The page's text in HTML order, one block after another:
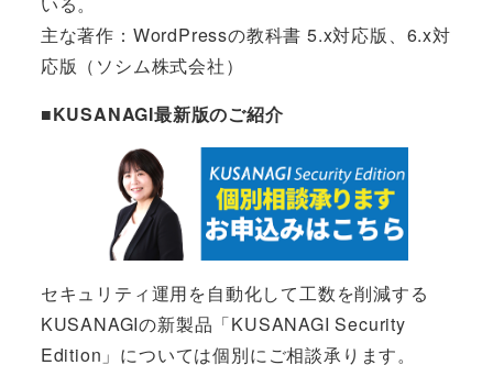
主な著作：WordPressの教科書 5.x対応版、6.x対
応版（ソシム株式会社）
■KUSANAGI最新版のご紹介
セキュリティ運用を自動化して工数を削減する
KUSANAGIの新製品「KUSANAGI Security
Edition」については個別にご相談承ります。